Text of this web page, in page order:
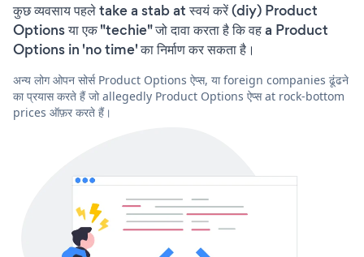
कुछ व्यवसाय पहले take a stab at स्वयं करें (diy) Product
Options या एक "techie" जो दावा करता है कि वह a Product
Options in 'no time' का निर्माण कर सकता है।
अन्य लोग ओपन सोर्स Product Options ऐप्स, या foreign companies ढूंढने
का प्रयास करते हैं जो allegedly Product Options ऐप्स at rock-bottom
prices ऑफ़र करते हैं।